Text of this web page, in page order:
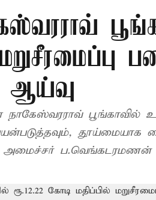
பூங்காவில்
தூய்மையாக
அமைச்சர் ப.வெங்கடரமணன்